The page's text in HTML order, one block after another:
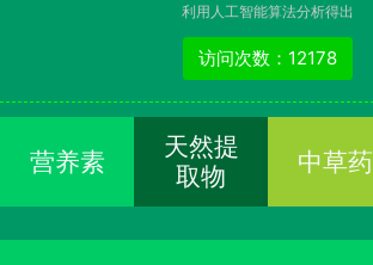
利用人工智能算法分析得出
访问次数：12178
营养素
天然提
取物
中草药